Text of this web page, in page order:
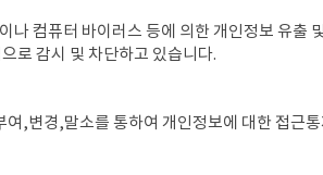
컴퓨터 바이러스 등에 의한 개인정보 유출
로 감시 및 차단하고 있습니다.
,변경,말소를 통하여 개인정보에 대한 접근